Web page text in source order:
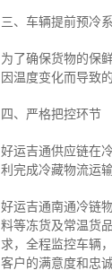
三、车辆提前预冷
为了确保货物的保
因温度变化而导致
四、严格把控环节
好运吉通供应链在
利完成冷藏物流运
好运吉通南通冷链
料等冻货及常温货
求，全程监控车辆
客户的满意度和忠诚